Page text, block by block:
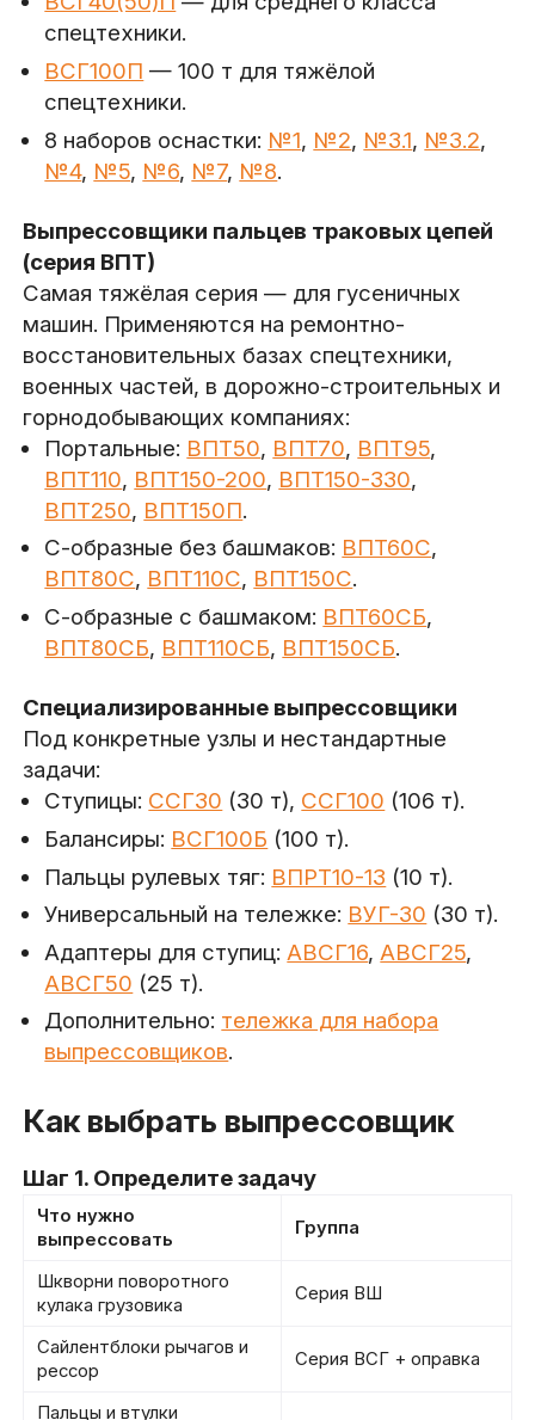
спецтехники.
ВСГ100П — 100 т для тяжёлой
спецтехники.
8 наборов оснастки: №1, №2, №3.1, №3.2,
№4, №5, №6, №7, №8.
Выпрессовщики пальцев траковых цепей
(серия ВПТ)
Самая тяжёлая серия — для гусеничных
машин. Применяются на ремонтно-
восстановительных базах спецтехники,
военных частей, в дорожно-строительных и
горнодобывающих компаниях:
Портальные: ВПТ50, ВПТ70, ВПТ95,
ВПТ110, ВПТ150-200, ВПТ150-330,
ВПТ250, ВПТ150П.
С-образные без башмаков: ВПТ60С,
ВПТ80С, ВПТ110С, ВПТ150С.
С-образные с башмаком: ВПТ60СБ,
ВПТ80СБ, ВПТ110СБ, ВПТ150СБ.
Специализированные выпрессовщики
Под конкретные узлы и нестандартные
задачи:
Ступицы: ССГ30 (30 т), ССГ100 (106 т).
Балансиры: ВСГ100Б (100 т).
Пальцы рулевых тяг: ВПРТ10-13 (10 т).
Универсальный на тележке: ВУГ-30 (30 т).
Адаптеры для ступиц:АВСГ16,АВСГ25,
АВСГ50 (25 т).
Дополнительно: тележка для набора
выпрессовщиков.
Как выбрать выпрессовщик
Шаг 1. Определите задачу
Что нужно
выпрессовать
Группа
Шкворни поворотного
кулака грузовика
Серия ВШ
Сайлентблоки рычагов и
рессор
Серия ВСГ + оправка
Пальцы и втулки